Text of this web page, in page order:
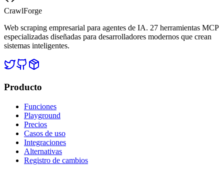
CrawlForge
Web scraping empresarial para agentes de IA. 27 herramientas MCP
especializadas diseñadas para desarrolladores modernos que crean
sistemas inteligentes.
Producto
Funciones
Playground
Precios
Casos de uso
Integraciones
Alternativas
Registro de cambios